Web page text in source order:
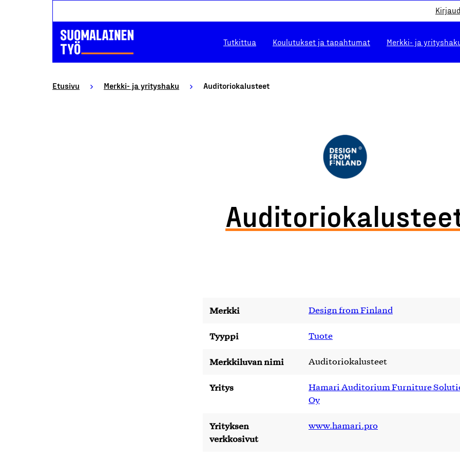
Tutkittua Koulutukset ja tapahtumat Merkki- ja
Etusivu Merkki- ja yrityshaku Auditoriokalusteet
Merkki Design from Finland
Tyyppi Tuote
Merkkiluvan nimi Auditoriokalusteet
Yritys
Hamari Auditorium Furniture
Oy
Yrityksen
verkkosivut
www.hamari.pro